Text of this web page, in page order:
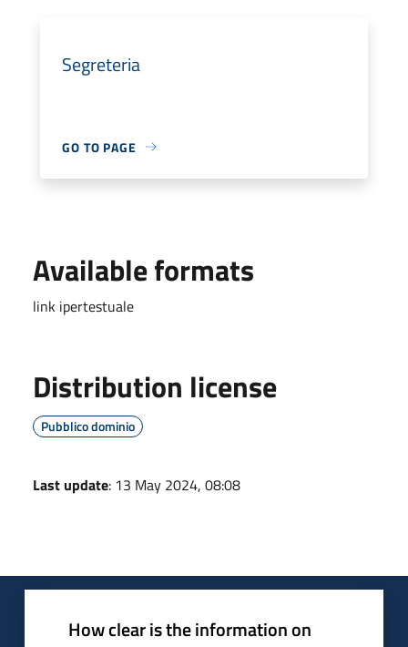
Segreteria
GO TO PAGE
Available formats
link ipertestuale
Distribution license
Pubblico dominio
Last update: 13 May 2024, 08:08
How clear is the information on